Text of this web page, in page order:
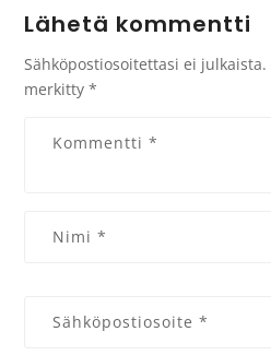
Lähetä kommentti
Sähköpostiosoitettasi ei julkaista.
merkitty*